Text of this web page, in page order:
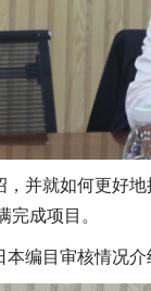
并就如何更好
成项目。
编目审核情况